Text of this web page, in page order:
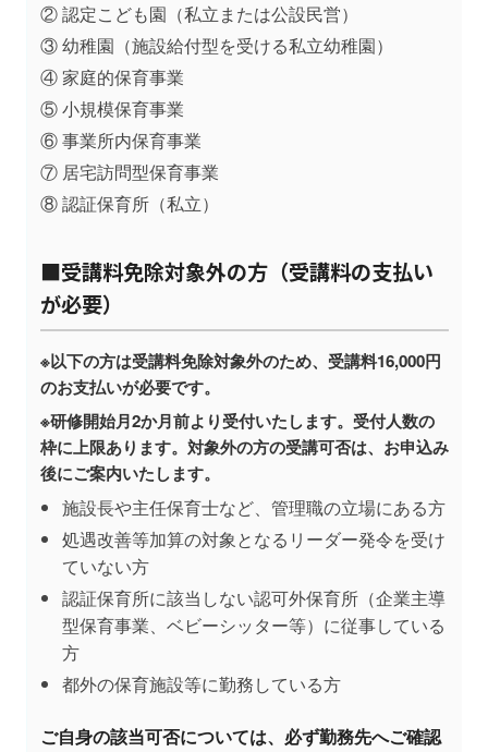
② 認定こども園（私立または公設民営）
③ 幼稚園（施設給付型を受ける私立幼稚園）
④ 家庭的保育事業
⑤ 小規模保育事業
⑥ 事業所内保育事業
⑦ 居宅訪問型保育事業
⑧ 認証保育所（私立）
■受講料免除対象外の方（受講料の支払い
が必要）
※以下の方は受講料免除対象外のため、受講料16,000円
のお支払いが必要です。
※研修開始月2か月前より受付いたします。受付人数の
枠に上限あります。対象外の方の受講可否は、お申込み
後にご案内いたします。
施設長や主任保育士など、管理職の立場にある方
処遇改善等加算の対象となるリーダー発令を受け
ていない方
認証保育所に該当しない認可外保育所（企業主導
型保育事業、ベビーシッター等）に従事している
方
都外の保育施設等に勤務している方
ご自身の該当可否については、必ず勤務先へご確認